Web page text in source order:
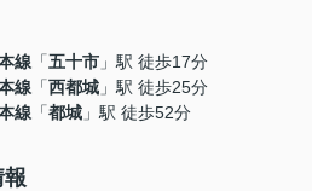
線 「五十市 」駅 徒歩17分
線 「西都城 」駅 徒歩25分
線 「都城 」駅 徒歩52分